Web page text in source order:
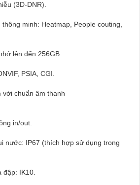
(3D-DNR).
minh: Heatmap, People couting,
lên đến 256GB.
PSIA, CGI.
chuẩn âm thanh
in/out.
nước: IP67 (thích hợp sử dụng trong
đập: IK10.